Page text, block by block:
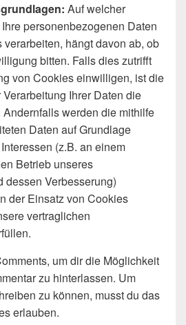
Auf welcher
personenbezogenen Daten
hängt davon ab, ob
bitten. Falls dies zutrifft
von Cookies einwilligen, ist die
Ihrer Daten die
werden die mithilfe
Daten auf Grundlage
(z.B. an einem
Betrieb unseres
dessen Verbesserung)
der Einsatz von Cookies
vertraglichen
um dir die Möglichkeit
zu hinterlassen. Um
zu können, musst du das
erlauben.